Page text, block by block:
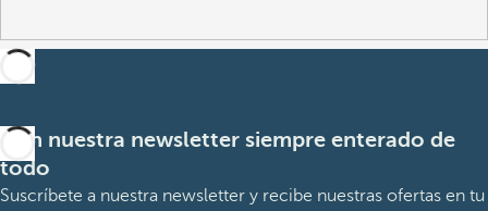
Con nuestra newsletter siempre enterado de
todo
Suscríbete a nuestra newsletter y recibe nuestras ofertas en tu